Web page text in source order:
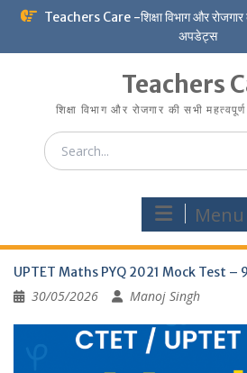
Skip
Teachers Care -शिक्षा विभाग और
अपडेट्स
Teachers
शिक्षा विभाग और रोजगार की सभी
Search
for:
Menu
UPTET Maths PYQ 2021 Mock Test – 9
30/05/2026 Manoj Singh